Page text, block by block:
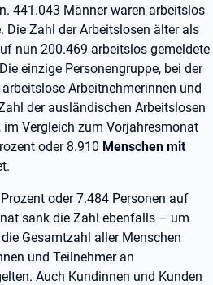
441.043 Männer waren arbeitslos
Die Zahl der Arbeitslosen älter als
nun 200.469 arbeitslos gemeldete
einzige Personengruppe, bei der
Arbeitnehmerinnen und
der ausländischen Arbeitslosen
Vergleich zum Vorjahresmonat
oder 8.910 Menschen mit
oder 7.484 Personen auf
sank die Zahl ebenfalls – um
Gesamtzahl aller Menschen
und Teilnehmer an
Auch Kundinnen und Kunden